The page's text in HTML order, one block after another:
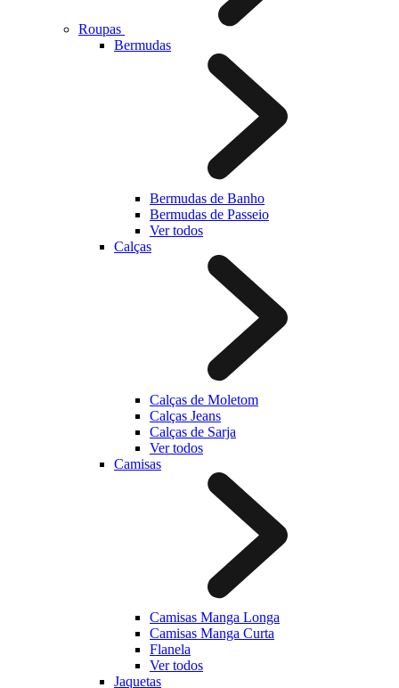
Roupas
Bermudas
Bermudas de Banho
Bermudas de Passeio
Ver todos
Calças
Calças de Moletom
Calças Jeans
Calças de Sarja
Ver todos
Camisas
Camisas Manga Longa
Camisas Manga Curta
Flanela
Ver todos
Jaquetas